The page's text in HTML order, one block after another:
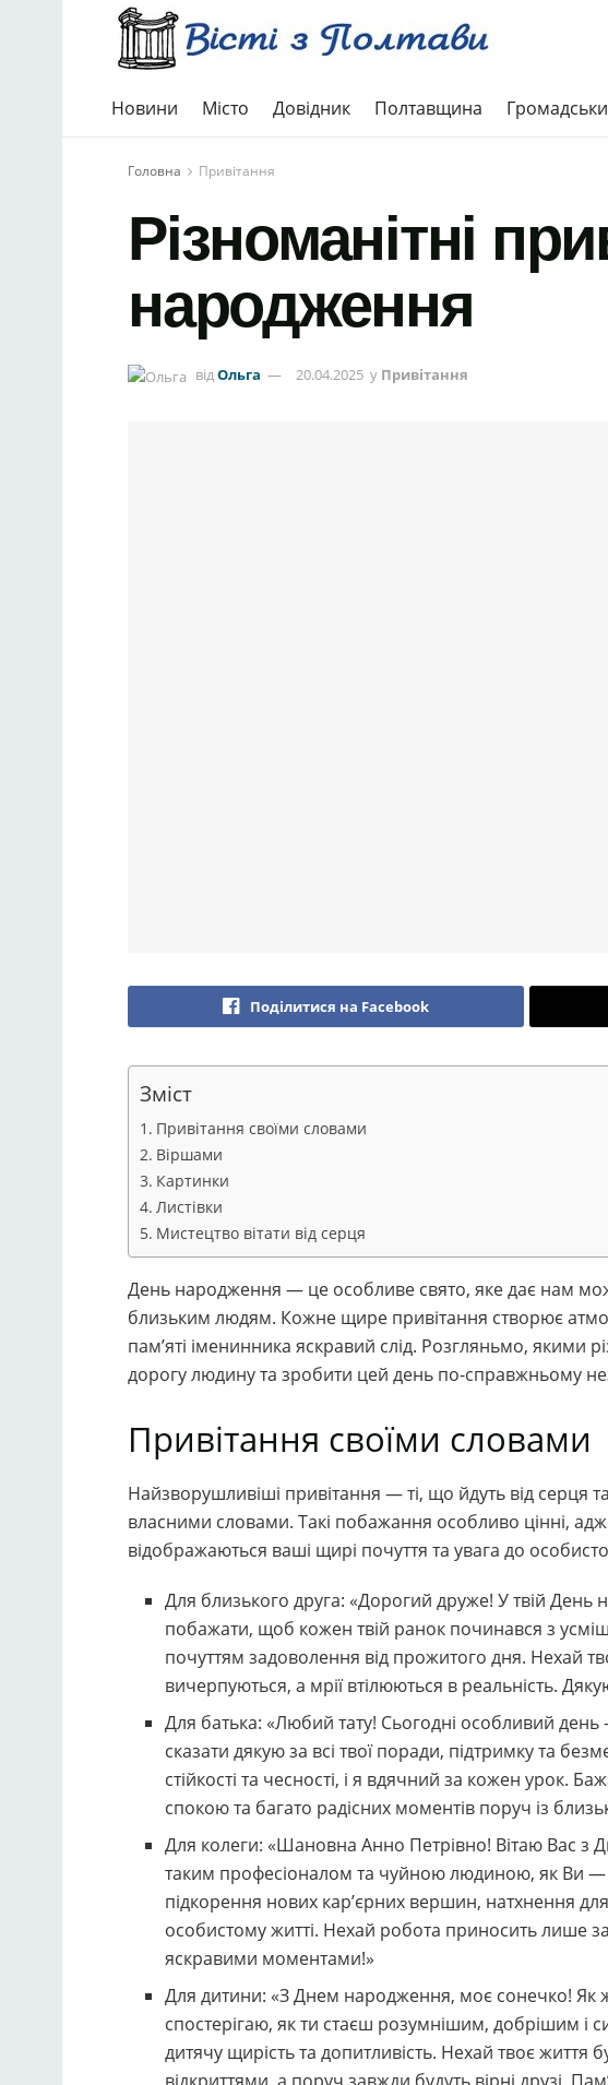
Новини Місто Довідник Полтавщина
Головна Привітання
Різноманітні
народження
відОльга 20.04.2025 у Привітання
Поділитися на Facebook
Зміст
Привітання своїми словами
Віршами
Картинки
Листівки
Мистецтво вітати від серця
День народження — це особливе свято, яке дає нам
близьким людям. Кожне щире привітання створює
пам’яті іменинника яскравий слід. Розгляньмо, якими
дорогу людину та зробити цей день по-справжньому
Привітання своїми словами
Найзворушливіші привітання — ті, що йдуть від серця
власними словами. Такі побажання особливо цінні,
відображаються ваші щирі почуття та увага до
Для близького друга: «Дорогий друже! У твій День
побажати, щоб кожен твій ранок починався з
почуттям задоволення від прожитого дня. Нехай
вичерпуються, а мрії втілюються в реальність.
Для батька: «Любий тату! Сьогодні особливий
сказати дякую за всі твої поради, підтримку та
стійкості та чесності, і я вдячний за кожен урок.
спокою та багато радісних моментів поруч із
Для колеги: «Шановна Анно Петрівно! Вітаю Вас
таким професіоналом та чуйною людиною, як Ви
підкорення нових кар’єрних вершин, натхнення
особистому житті. Нехай робота приносить лише
яскравими моментами!»
Для дитини: «З Днем народження, моє сонечко!
спостерігаю, як ти стаєш розумнішим, добрішим і
дитячу щирість та допитливість. Нехай твоє життя